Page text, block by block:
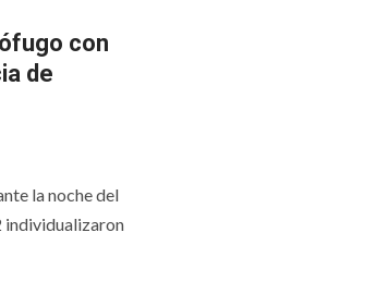
con
de
la noche del
individualizaron